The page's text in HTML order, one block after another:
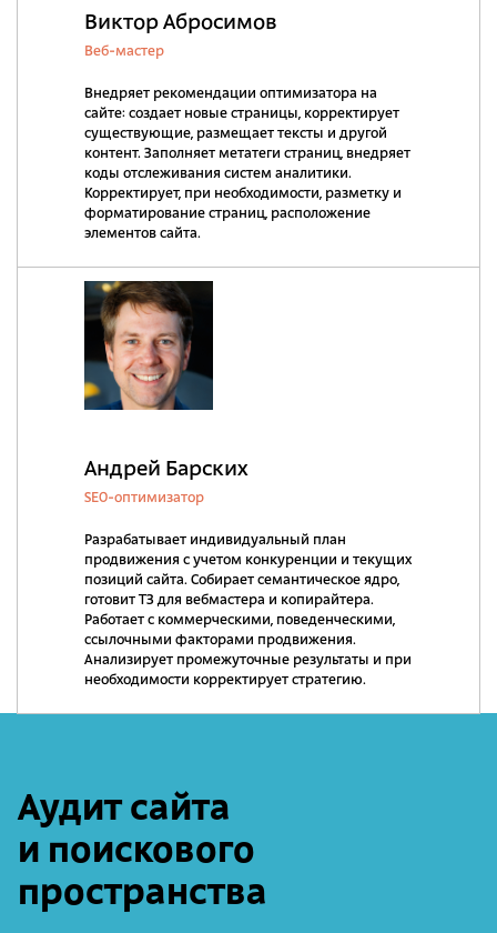
Виктор Абросимов
Веб-мастер
Внедряет рекомендации оптимизатора на
сайте: создает новые страницы, корректирует
существующие, размещает тексты и другой
контент. Заполняет метатеги страниц, внедряет
коды отслеживания систем аналитики.
Корректирует, при необходимости, разметку и
форматирование страниц, расположение
элементов сайта.
Андрей Барских
SEO-оптимизатор
Разрабатывает индивидуальный план
продвижения с учетом конкуренции и текущих
позиций сайта. Собирает семантическое ядро,
готовит ТЗ для вебмастера и копирайтера.
Работает с коммерческими, поведенческими,
ссылочными факторами продвижения.
Анализирует промежуточные результаты и при
необходимости корректирует стратегию.
Аудит сайта
и поискового
пространства